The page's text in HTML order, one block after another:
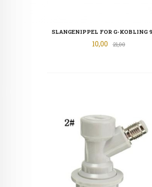
SLANGENIPPEL FOR G-KOBLING
Tilbud
10,00 21,00Rabatt